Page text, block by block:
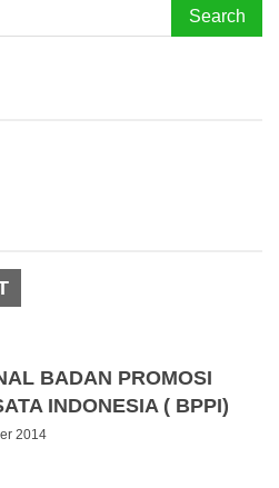
BADAN PROMOSI
INDONESIA ( BPPI)
2014